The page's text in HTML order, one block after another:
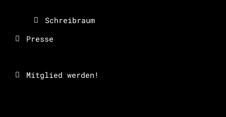
Schreibraum
Presse
Mitglied werden!